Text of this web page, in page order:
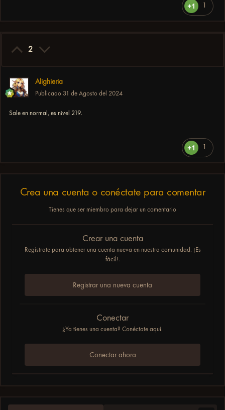
1
2
Alighieria
Publicado 31 de Agosto del 2024
Sale en normal, es nivel 219.
1
Crea una cuenta o conéctate para comentar
Tienes que ser miembro para dejar un comentario
Crear una cuenta
Regístrate para obtener una cuenta nueva en nuestra comunidad. ¡Es
fácil!.
Registrar una nueva cuenta
Conectar
¿Ya tienes una cuenta? Conéctate aquí.
Conectar ahora